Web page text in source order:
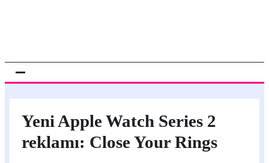
Yeni Apple Watch Series 2
reklamı: Close Your Rings